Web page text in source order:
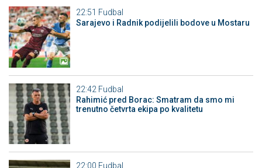
22:51 Fudbal
Sarajevo i Radnik podijelili bodove u Mostaru
22:42 Fudbal
Rahimić pred Borac: Smatram da smo mi
trenutno četvrta ekipa po kvalitetu
22:00 Fudbal